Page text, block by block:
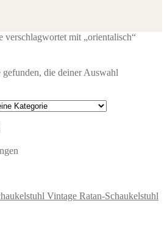
verschlagwortet mit „orientalisch“
die deiner Auswahl
Vintage Ratan-Schaukelstuhl